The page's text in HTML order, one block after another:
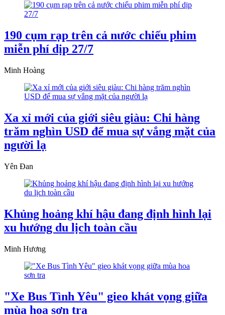
190 cụm rạp trên cả nước chiếu phim
miễn phí dịp 27/7
Minh Hoàng
Xa xỉ mới của giới siêu giàu: Chi hàng
trăm nghìn USD để mua sự vắng mặt của
người lạ
Yên Đan
Khủng hoảng khí hậu đang định hình lại
xu hướng du lịch toàn cầu
Minh Hương
"Xe Bus Tình Yêu" gieo khát vọng giữa
mùa hoa sơn tra